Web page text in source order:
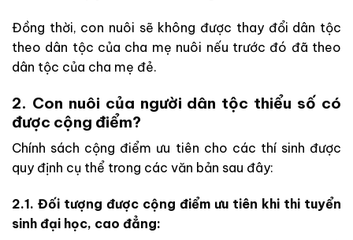
Đồng thời, con nuôi sẽ không được thay đổi dân tộc
theo dân tộc của cha mẹ nuôi nếu trước đó đã theo
dân tộc của cha mẹ đẻ.
2. Con nuôi của người dân tộc thiểu số có
được cộng điểm?
Chính sách cộng điểm ưu tiên cho các thí sinh được
quy định cụ thể trong các văn bản sau đây:
2.1. Đối tượng được cộng điểm ưu tiên khi thi tuyển
sinh đại học, cao đẳng: